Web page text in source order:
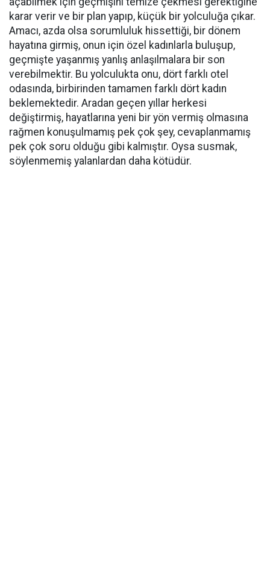
karar verir ve bir plan yapıp, küçük bir yolculuğa çıkar.
Amacı, azda olsa sorumluluk hissettiği, bir dönem
hayatına girmiş, onun için özel kadınlarla buluşup,
geçmişte yaşanmış yanlış anlaşılmalara bir son
verebilmektir. Bu yolculukta onu, dört farklı otel
odasında, birbirinden tamamen farklı dört kadın
beklemektedir. Aradan geçen yıllar herkesi
değiştirmiş, hayatlarına yeni bir yön vermiş olmasına
rağmen konuşulmamış pek çok şey, cevaplanmamış
pek çok soru olduğu gibi kalmıştır. Oysa susmak,
söylenmemiş yalanlardan daha kötüdür.